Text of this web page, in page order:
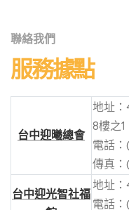
聯絡我們
服務據點
台中迎曦總會
地址
8樓之1
電話：
傳真：
台中迎光智社福
地址
電話